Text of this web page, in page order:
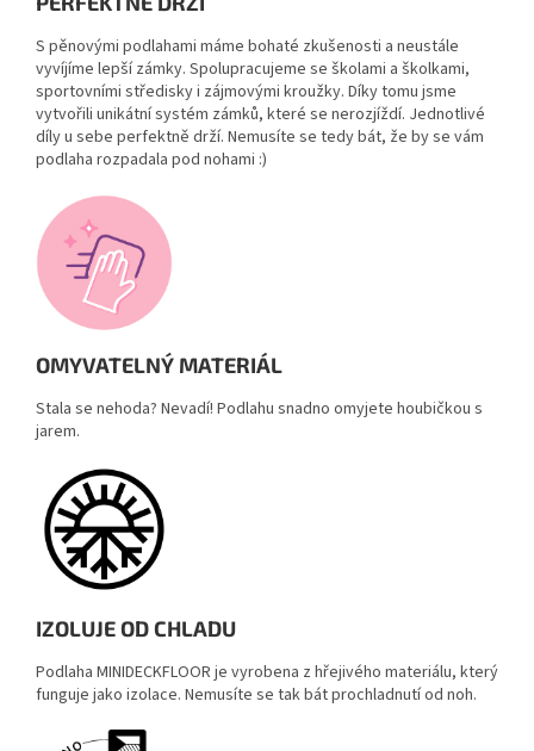
S pěnovými podlahami máme bohaté zkušenosti a neustále
vyvíjíme lepší zámky. Spolupracujeme se školami a školkami,
sportovními středisky i zájmovými kroužky. Díky tomu jsme
vytvořili unikátní systém zámků, které se nerozjíždí. Jednotlivé
díly u sebe perfektně drží. Nemusíte se tedy bát, že by se vám
podlaha rozpadala pod nohami :)
OMYVATELNÝ MATERIÁL
Stala se nehoda? Nevadí! Podlahu snadno omyjete houbičkou s
jarem.
IZOLUJE OD CHLADU
Podlaha MINIDECKFLOOR je vyrobena z hřejivého materiálu, který
funguje jako izolace. Nemusíte se tak bát prochladnutí od noh.